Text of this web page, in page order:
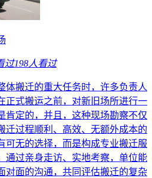
198人看过
体搬迁的重大任务时，许多负责人
正式搬运之前，对新旧场所进行一
肯定的，并且，这种现场勘察不仅
迁过程顺利、高效、无额外成本的
可无的选择，而是构成专业搬迁服
通过亲身走访、实地考察，单位能
对面的沟通，共同评估搬迁的复杂